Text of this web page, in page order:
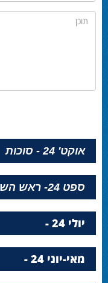
תוכן
אוקט' 24 - סוכות
ספט 24- ראש השנה -
יולי 24 -
מאי-יוני 24 -